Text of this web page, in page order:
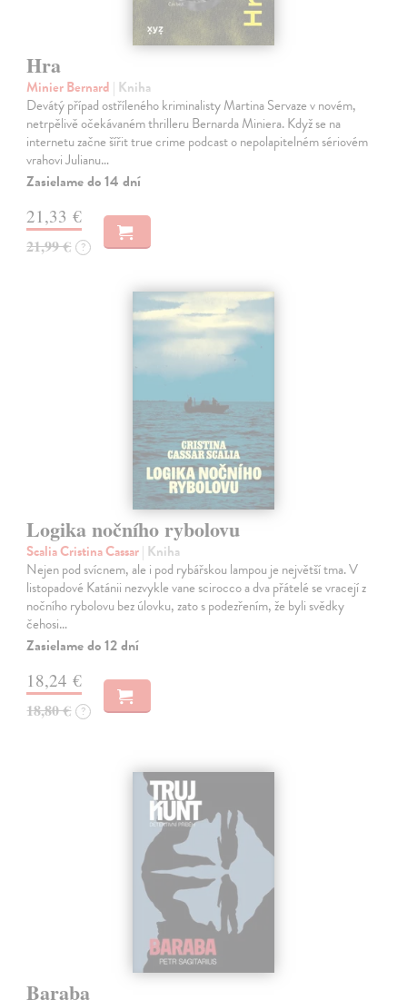
Hra
Minier Bernard | Kniha
Devátý případ ostříleného kriminalisty Martina Servaze v novém,
netrpělivě očekávaném thrilleru Bernarda Miniera. Když se na
internetu začne šířit true crime podcast o nepolapitelném sériovém
vrahovi Julianu…
Zasielame do 14 dní
21,33 €
21,99 € ?
Logika nočního rybolovu
Scalia Cristina Cassar| Kniha
Nejen pod svícnem, ale i pod rybářskou lampou je největší tma. V
listopadové Katánii nezvykle vane scirocco a dva přátelé se vracejí z
nočního rybolovu bez úlovku, zato s podezřením, že byli svědky
čehosi…
Zasielame do 12 dní
18,24 €
18,80 € ?
Baraba